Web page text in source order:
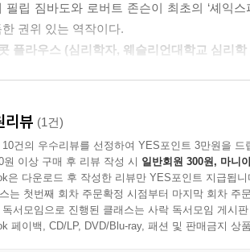
먼저 간파한 마음의 과학
심리학과 셰익스피어를 잇는 4가지 주요 쟁점
로 조명한다.
쟁점 1. 본성 대 양육-우리는 태어나는가, 만
의 성격과 운명을 결정짓는 것은 부모로부터
성(nature)’과 ‘양육(nurture)’을 짝지어 서로
필립 짐바도와 로버트 존슨이 최초의 ‘셰익
한 권위 있는 역작이다.
플라우스 (심리학자, 웨슬리언대학교 심리학
니오 푸엔테 (임상 신경심리학자, 전 미국심
자라면 누구나 알고 있다. 인간을 이해하기
데 우리 인간이 참으로 쉽게 간과하는 것이
. 그런데 인류 역사상 누구보다 훌륭하게 주
스피어다. 여기 그 셰익스피어의 관찰을 관
리뷰 (1건)
10건의 우수리뷰를 선정하여 YES포인트 3만원을 드
원 이상 구매 후 리뷰 작성 시 일반회원 300원, 마니
은 다운로드 후 작성한 리뷰만 YES포인트 지급됩니
는 첫번째 회차 주문확정 시점부터 마지막 회차 주
독서모임으로 진행된 클래스는 사락 독서모임 게시
페이백, CD/LP, DVD/Blu-ray, 패션 및 판매금지 상